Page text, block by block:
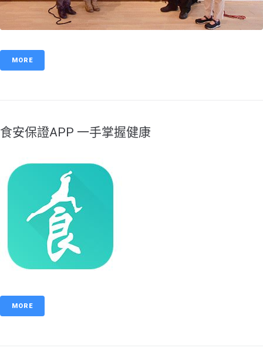
MORE
食安保證APP 一手掌握健康
MORE